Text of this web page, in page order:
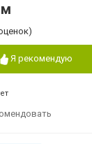
Я рекомендую